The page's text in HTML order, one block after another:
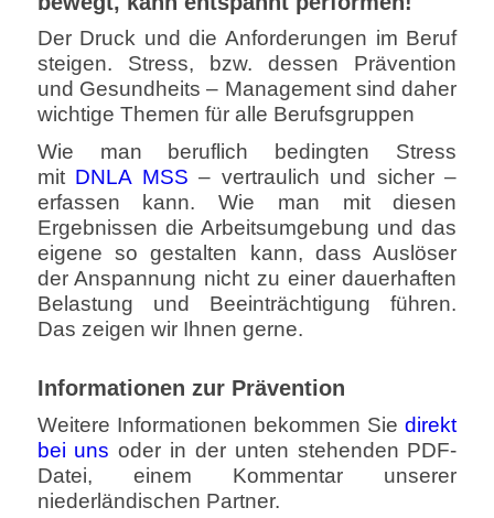
Der Druck und die Anforderungen im Beruf
steigen. Stress, bzw. dessen Prävention
und Gesundheits – Management sind daher
wichtige Themen für alle Berufsgruppen
Wie man beruflich bedingten Stress
mit DNLA MSS – vertraulich und sicher –
erfassen kann. Wie man mit diesen
Ergebnissen die Arbeitsumgebung und das
eigene so gestalten kann, dass Auslöser
der Anspannung nicht zu einer dauerhaften
Belastung und Beeinträchtigung führen.
Das zeigen wir Ihnen gerne.
Informationen zur Prävention
Weitere Informationen bekommen Siedirekt
bei uns oder in der unten stehenden PDF-
Datei, einem Kommentar unserer
niederländischen Partner.